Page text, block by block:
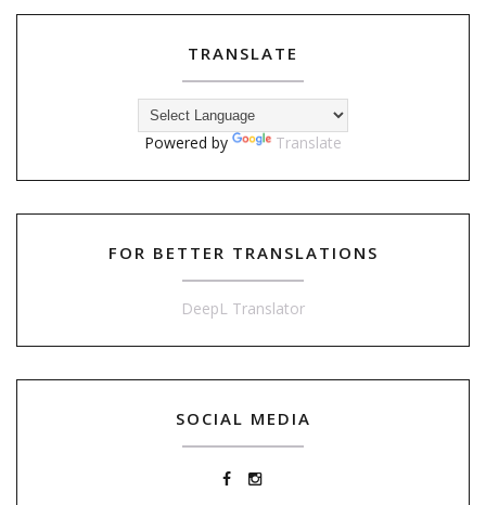
TRANSLATE
Powered by Translate
FOR BETTER TRANSLATIONS
DeepL Translator
SOCIAL MEDIA